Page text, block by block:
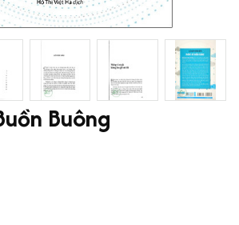
Buông